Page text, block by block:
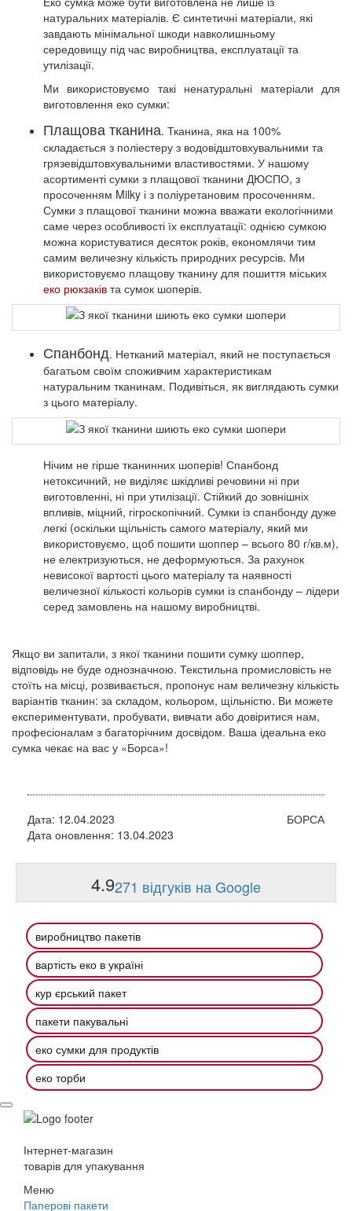
натуральних матеріалів. Є синтетичні матеріали, які
завдають мінімальної шкоди навколишньому
середовищу під час виробництва, експлуатації та
утилізації.
Ми використовуємо такі ненатуральні матеріали для
виготовлення еко сумки:
Плащова тканина. Тканина, яка на 100%
складається з поліестеру з водовідштовхувальними та
грязевідштовхувальними властивостями. У нашому
асортименті сумки з плащової тканини ДЮСПО, з
просоченням Milky і з поліуретановим просоченням.
Сумки з плащової тканини можна вважати екологічними
саме через особливості їх експлуатації: однією сумкою
можна користуватися десяток років, економлячи тим
самим величезну кількість природних ресурсів. Ми
використовуємо плащову тканину для пошиття міських
еко рюкзаків та сумок шоперів.
Спанбонд. Нетканий матеріал, який не поступається
багатьом своїм споживчим характеристикам
натуральним тканинам. Подивіться, як виглядають сумки
з цього матеріалу.
Нічим не гірше тканинних шоперів! Спанбонд
нетоксичний, не виділяє шкідливі речовини ні при
виготовленні, ні при утилізації. Стійкий до зовнішніх
впливів, міцний, гігроскопічний. Сумки із спанбонду дуже
легкі (оскільки щільність самого матеріалу, який ми
використовуємо, щоб пошити шоппер – всього 80 г/кв.м),
не електризуються, не деформуються. За рахунок
невисокої вартості цього матеріалу та наявності
величезної кількості кольорів сумки із спанбонду – лідери
серед замовлень на нашому виробництві.
Якщо ви запитали, з якої тканини пошити сумку шоппер,
відповідь не буде однозначною. Текстильна промисловість не
стоїть на місці, розвивається, пропонує нам величезну кількість
варіантів тканин: за складом, кольором, щільністю. Ви можете
експериментувати, пробувати, вивчати або довіритися нам,
професіоналам з багаторічним досвідом. Ваша ідеальна еко
сумка чекає на вас у «Борса»!
Дата: 12.04.2023
Дата оновлення: 13.04.2023
БОРСА
4.9271 відгуків на Google
виробництво пакетів
вартість еко в україні
кур єрський пакет
пакети пакувальні
еко сумки для продуктів
еко торби
Інтернет-магазин
товарів для упакування
Меню
Паперові пакети